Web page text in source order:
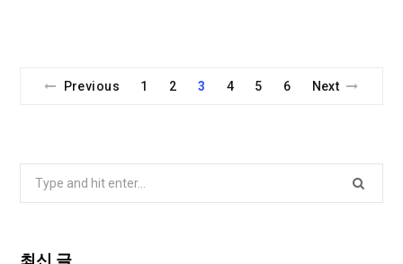
Previous 1 2 3 4 5 6 Next
최신 글